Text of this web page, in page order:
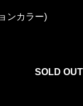
ンカラー)
SOLD OUT